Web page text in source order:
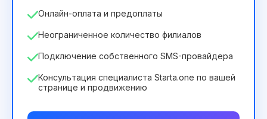
Онлайн-оплата и предоплаты
Неограниченное количество филиалов
Подключение собственного SMS-провайдера
Консультация специалиста Starta.one по вашей
странице и продвижению